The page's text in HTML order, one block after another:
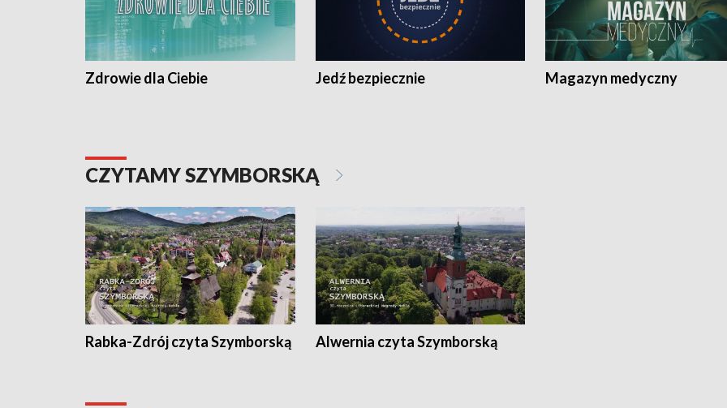
Zdrowie dla Ciebie Jedź bezpiecznie Magazyn medyczny
CZYTAMY SZYMBORSKĄ
Rabka-Zdrój czyta Szymborską Alwernia czyta Szymborską